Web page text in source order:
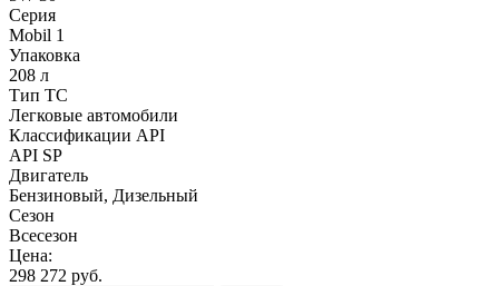
Серия
Mobil 1
Упаковка
208 л
Тип ТС
Легковые автомобили
Классификации API
API SP
Двигатель
Бензиновый, Дизельный
Сезон
Всесезон
Цена:
298 272 руб.